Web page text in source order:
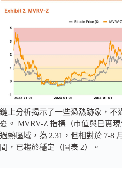
鏈上分析揭示了一些過熱跡象，不
憂。 MVRV-Z 指標（市值與已實
過熱區域，為 2.31，但相對於 7-8
間，已趨於穩定（圖表 2）。